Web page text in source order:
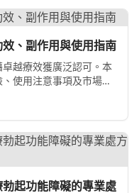
、副作用與使用指南
越療效獲廣泛認可。本
使用注意事項及市場發
起功能障礙的專業處